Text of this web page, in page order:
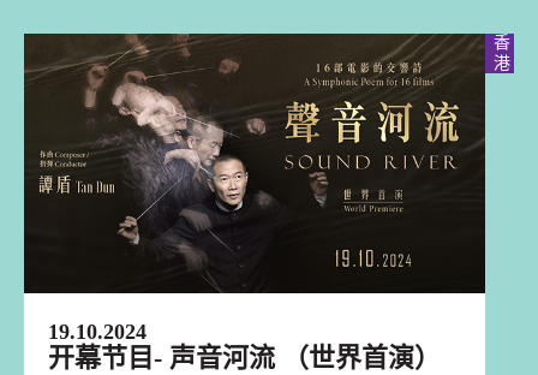
香港
19.10.2024
开幕节目- 声音河流 （世界首演）